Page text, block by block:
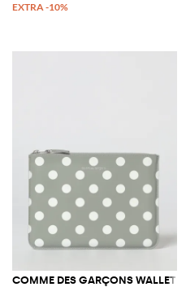
COMME DES GARÇONS WALLET